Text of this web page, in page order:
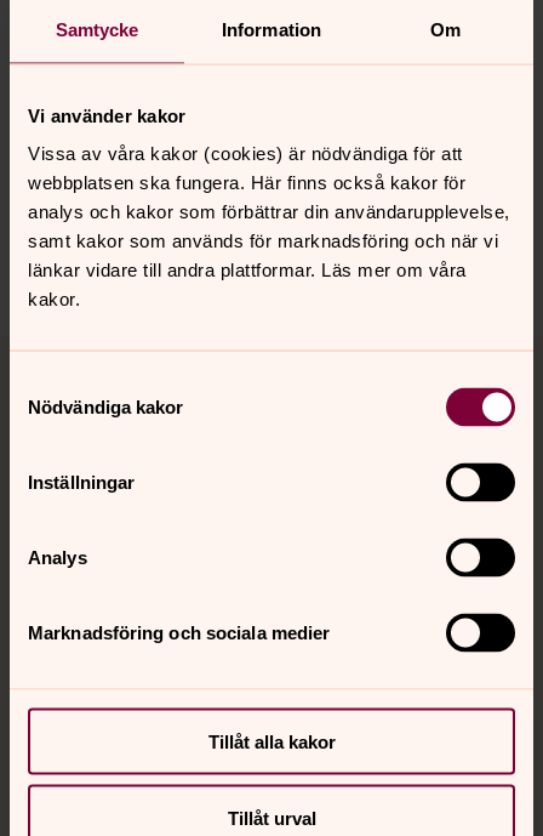
Samtycke Information Om
Vi använder kakor
Vissa av våra kakor (cookies) är nödvändiga för att
webbplatsen ska fungera. Här finns också kakor för
analys och kakor som förbättrar din användarupplevelse,
samt kakor som används för marknadsföring och när vi
länkar vidare till andra plattformar. Läs mer om våra
kakor.
Nödvändiga kakor
Inställningar
Analys
Marknadsföring och sociala medier
Tillåt alla kakor
Tillåt urval
Synpunkter eller frågor på sidans
innehåll?
forshedabygden.forsamling@svenskakyrkan.se
Dela
Tillbaka till toppen
Tillbaka till innehållet
Kontakt
Kalender
Hitta snabbt